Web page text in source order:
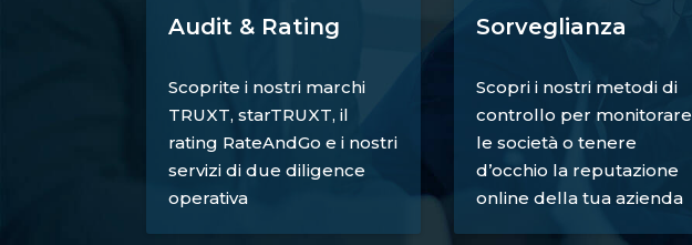
Audit & Rating
Scoprite i nostri marchi
TRUXT, starTRUXT, il
rating RateAndGo e i nostri
servizi di due diligence
operativa
Sorveglianza
Scopri i nostri metodi di
controllo per monitorare
le società o tenere
d’occhio la reputazione
online della tua azienda